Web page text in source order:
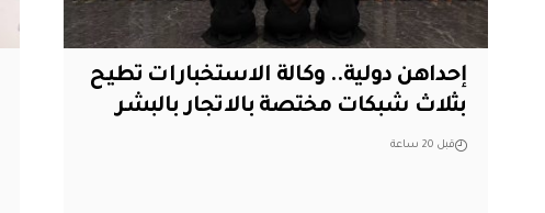
إحداهن دولية.. وكالة الاستخبارات تطيح
بثلاث شبكات مختصة بالاتجار بالبشر
قبل 20 ساعة